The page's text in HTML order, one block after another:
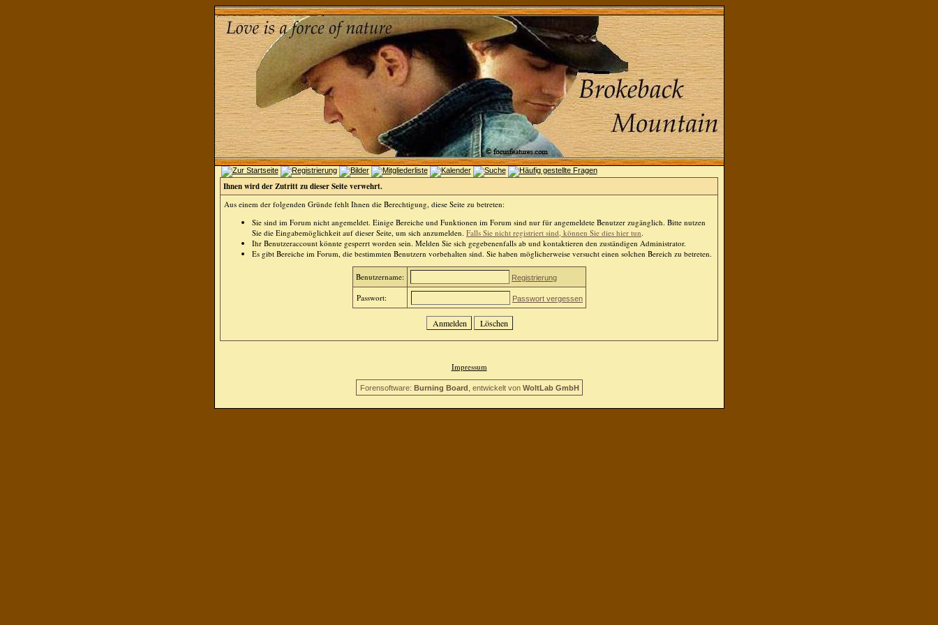
Ihnen wird der Zutritt zu dieser Seite verwehrt.
Aus einem der folgenden Gründe fehlt Ihnen die Berechtigung, diese Seite zu betreten:
Sie sind im Forum nicht angemeldet. Einige Bereiche und Funktionen im Forum sind nur für angemeldete Benutzer zugänglich. Bitte nutzen
Sie die Eingabemöglichkeit auf dieser Seite, um sich anzumelden. Falls Sie nicht registriert sind, können Sie dies hier tun.
Ihr Benutzeraccount könnte gesperrt worden sein. Melden Sie sich gegebenenfalls ab und kontaktieren den zuständigen Administrator.
Es gibt Bereiche im Forum, die bestimmten Benutzern vorbehalten sind. Sie haben möglicherweise versucht einen solchen Bereich zu betreten.
Benutzername: Registrierung
Passwort: Passwort vergessen
Impressum
Forensoftware: Burning Board , entwickelt von WoltLab GmbH